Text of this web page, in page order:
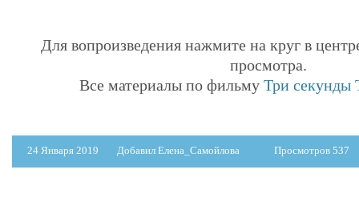
Для вопроизведения нажмите на круг в
просмотра.
Все материалы по фильмуТри секунды
24 Января 2019 Добавил Елена_Самойлова Просмотров 537